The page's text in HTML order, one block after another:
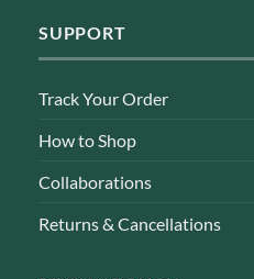
SUPPORT
Track Your Order
How to Shop
Collaborations
Returns & Cancellations